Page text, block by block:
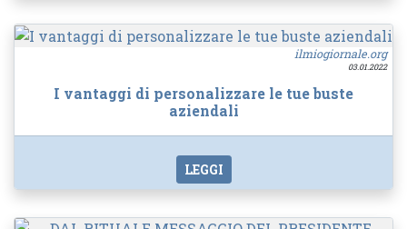
ilmiogiornale.org
03.01.2022
I vantaggi di personalizzare le tue buste
aziendali
LEGGI